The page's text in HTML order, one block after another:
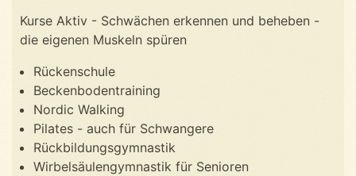
Kurse Aktiv - Schwächen erkennen und beheben -
die eigenen Muskeln spüren
Rückenschule
Beckenbodentraining
Nordic Walking
Pilates - auch für Schwangere
Rückbildungsgymnastik
Wirbelsäulengymnastik für Senioren